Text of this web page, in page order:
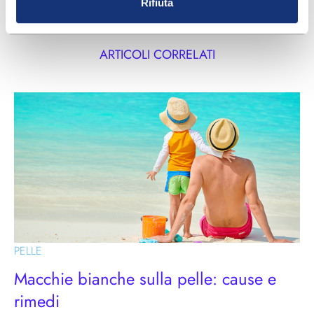
ARTICOLI CORRELATI
PELLE
Macchie bianche sulla pelle: cause e
rimedi